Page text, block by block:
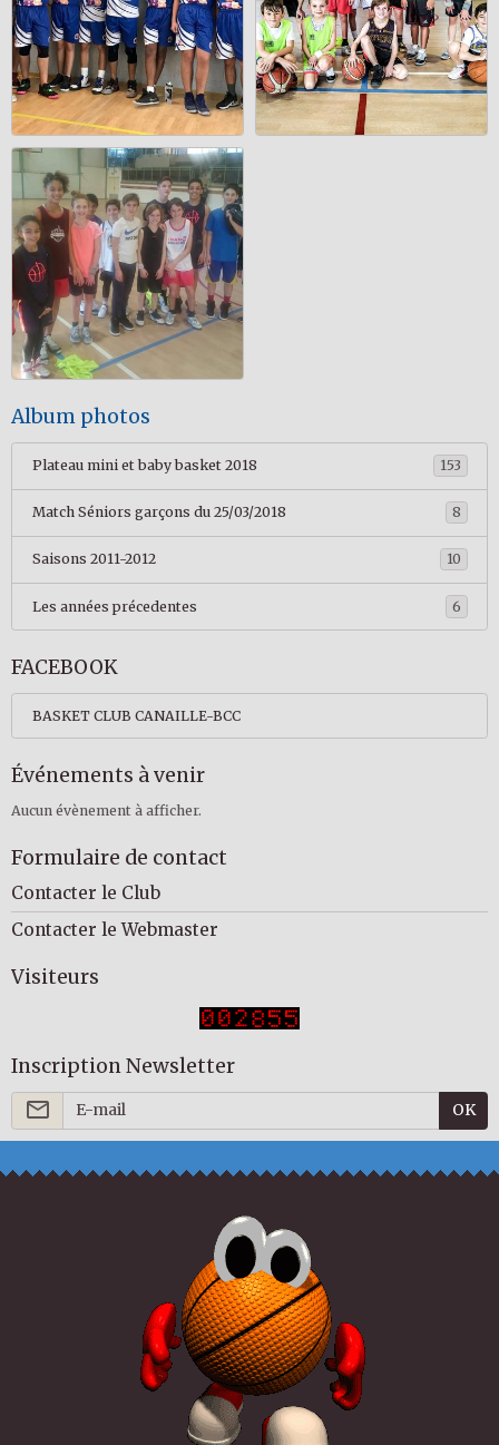
Album photos
Plateau mini et baby basket 2018 153
Match Séniors garçons du 25/03/2018 8
Saisons 2011-2012 10
Les années précedentes 6
FACEBOOK
BASKET CLUB CANAILLE-BCC
Événements à venir
Aucun évènement à afficher.
Formulaire de contact
Contacter le Club
Contacter le Webmaster
Visiteurs
Inscription Newsletter
OK